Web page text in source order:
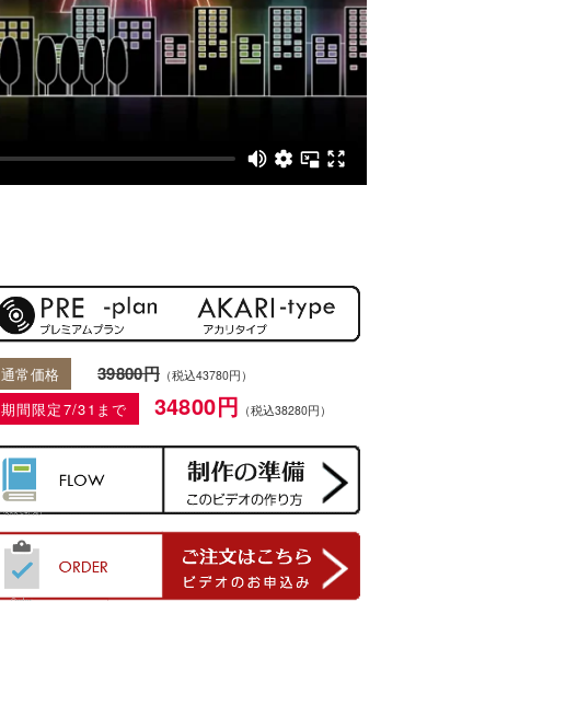
通常価格 39800円（税込43780円）
期間限定7/31まで 34800円 （税込38280円）